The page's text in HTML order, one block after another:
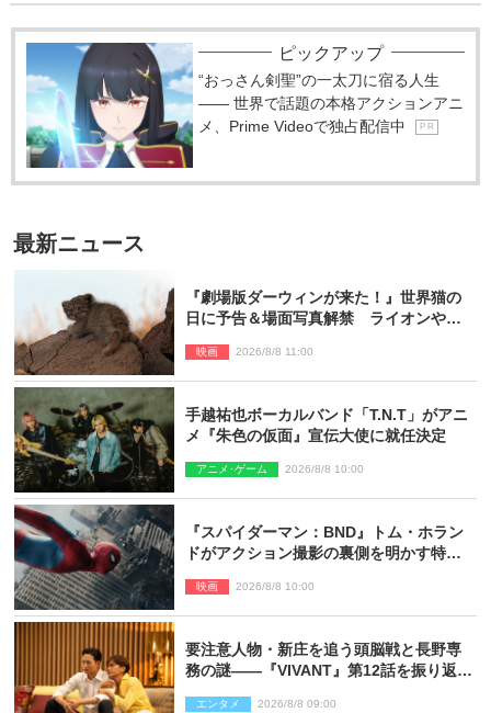
ピックアップ
“おっさん剣聖”の一太刀に宿る人生
―― 世界で話題の本格アクションアニ
メ、Prime Videoで独占配信中
P R
最新ニュース
『劇場版ダーウィンが来た！』世界猫の
日に予告＆場面写真解禁 ライオンやマ
映画 2026/8/8 11:00
手越祐也ボーカルバンド「T.N.T」がアニ
メ『朱色の仮面』宣伝大使に就任決定
アニメ･ゲーム 2026/8/8 10:00
『スパイダーマン：BND』トム・ホラン
ドがアクション撮影の裏側を明かす特別
映画 2026/8/8 10:00
要注意人物・新庄を追う頭脳戦と長野専
務の謎――『VIVANT』第12話を振り返
エンタメ 2026/8/8 09:00